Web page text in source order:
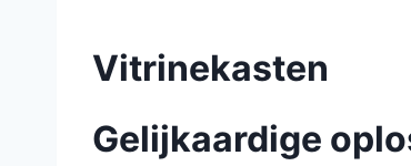
Vitrinekasten
Gelijkaardige